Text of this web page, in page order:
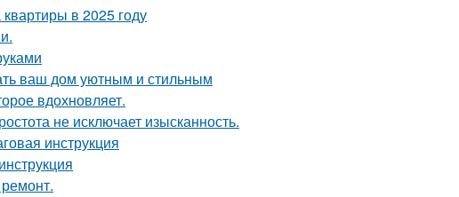
в 2025 году
ваш дом уютным и стильным
вдохновляет.
не исключает изысканность.
инструкция